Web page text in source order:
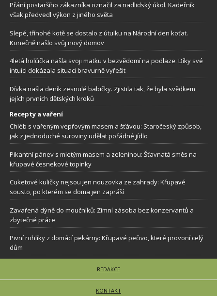
Přání postaršího zákazníka označil za nadlidský úkol. Kadeřník
však předvedl výkon z jiného světa
Slepé, třínohé kotě se dostalo z útulku na Národní den koťat.
Konečně našlo svůj nový domov
4letá holčička našla svoji matku v bezvědomí na podlaze. Díky své
intuici dokázala situaci bravurně vyřešit
Dívka našla deník zesnulé babičky. Zjistila tak, že byla svědkem
jejích prvních dětských kroků
Recepty a vaření
Chléb s vařeným vepřovým masem a šťávou: Staročeský způsob,
jak z jednoduché suroviny udělat pořádné jídlo
Pikantní pánev s mletým masem a zeleninou: Šťavnatá směs na
křupavé česnekové topinky
Cuketové kuličky nejsou jen nouzovka ze zahrady: Křupavé
sousto, po kterém se doma jen zapráší
Zavařená dýně do moučníků: Zimní zásoba bez konzervantů a
zbytečné práce
Pivní rohlíky z domácí pekárny: Křupavé pečivo, které provoní celý
dům
REDAKCE
KONTAKT